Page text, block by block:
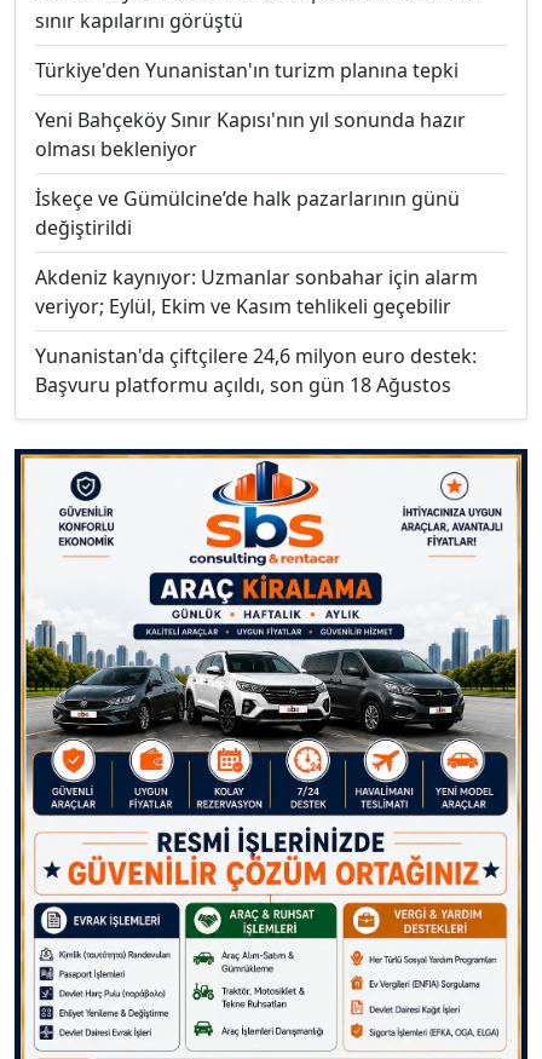
sınır kapılarını görüştü
Türkiye'den Yunanistan'ın turizm planına tepki
Yeni Bahçeköy Sınır Kapısı'nın yıl sonunda hazır
olması bekleniyor
İskeçe ve Gümülcine’de halk pazarlarının günü
değiştirildi
Akdeniz kaynıyor: Uzmanlar sonbahar için alarm
veriyor; Eylül, Ekim ve Kasım tehlikeli geçebilir
Yunanistan'da çiftçilere 24,6 milyon euro destek:
Başvuru platformu açıldı, son gün 18 Ağustos